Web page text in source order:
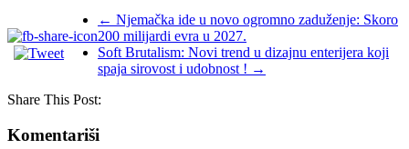
← Njemačka ide u novo ogromno zaduženje: Skoro
200 milijardi evra u 2027.
Soft Brutalism: Novi trend u dizajnu enterijera koji
spaja sirovost i udobnost ! →
Share This Post:
Komentariši